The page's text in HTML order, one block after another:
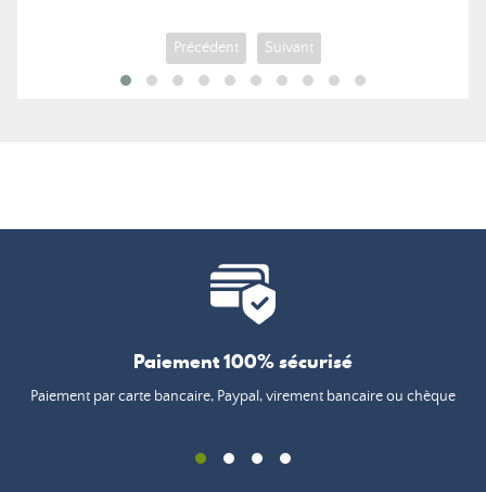
Précédent Suivant
Paiement 100% sécurisé
Paiement par carte bancaire, Paypal, virement bancaire ou chèque